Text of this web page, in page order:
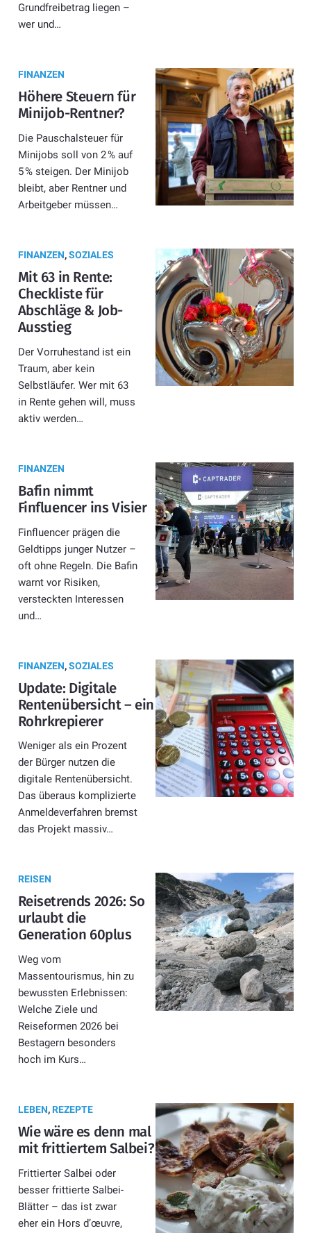
Grundfreibetrag liegen –
wer und…
FINANZEN
Höhere Steuern für
Minijob-Rentner?
Die Pauschalsteuer für
Minijobs soll von 2 % auf
5 % steigen. Der Minijob
bleibt, aber Rentner und
Arbeitgeber müssen…
FINANZEN,SOZIALES
Mit 63 in Rente:
Checkliste für
Abschläge & Job-
Ausstieg
Der Vorruhestand ist ein
Traum, aber kein
Selbstläufer. Wer mit 63
in Rente gehen will, muss
aktiv werden…
FINANZEN
Bafin nimmt
Finfluencer ins Visier
Finfluencer prägen die
Geldtipps junger Nutzer –
oft ohne Regeln. Die Bafin
warnt vor Risiken,
versteckten Interessen
und…
FINANZEN,SOZIALES
Update: Digitale
Rentenübersicht – ein
Rohrkrepierer
Weniger als ein Prozent
der Bürger nutzen die
digitale Rentenübersicht.
Das überaus komplizierte
Anmeldeverfahren bremst
das Projekt massiv…
REISEN
Reisetrends 2026: So
urlaubt die
Generation 60plus
Weg vom
Massentourismus, hin zu
bewussten Erlebnissen:
Welche Ziele und
Reiseformen 2026 bei
Bestagern besonders
hoch im Kurs…
LEBEN,REZEPTE
Wie wäre es denn mal
mit frittiertem Salbei?
Frittierter Salbei oder
besser frittierte Salbei-
Blätter – das ist zwar
eher ein Hors d’œuvre,